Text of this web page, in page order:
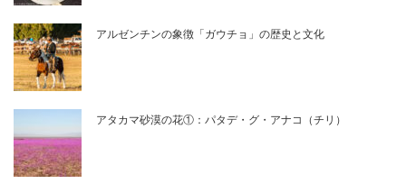
アルゼンチンの象徴「ガウチョ」の歴史と文化
アタカマ砂漠の花①：パタデ・グ・アナコ（チリ）